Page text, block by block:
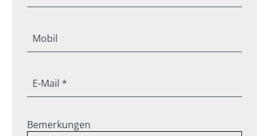
Mobil
E-Mail *
Bemerkungen